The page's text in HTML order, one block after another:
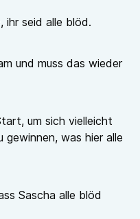
ihr seid alle blöd.
und muss das wieder
um sich vielleicht
gewinnen, was hier alle
Sascha alle blöd